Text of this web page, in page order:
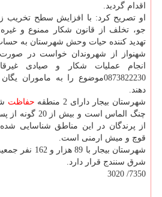
اقدام گردید.
او تصریح كرد: با افزایش سطح تخریب
جو، تخلف از قانون شكار ممنوع و
تهدید كننده حیات وحش شهرستان به
شهنواز از شهروندان خواست در
انجام عملیات شكار و صیادی
0873822230موضوع را به ماموران یگان
دهند.
شهرستان بیجار دارای 2 منطقه
حفاظت
از پرندگان در این مناطق شناسایی
قوچ و میش ارمنی است.
شرق سنندج قرار دارد.
7350/ 3020